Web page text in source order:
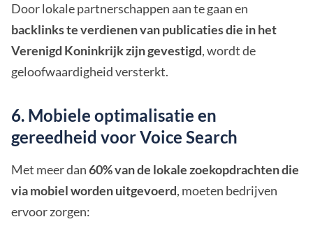
Door lokale partnerschappen aan te gaan en
backlinks te verdienen van publicaties die in het
Verenigd Koninkrijk zijn gevestigd, wordt de
geloofwaardigheid versterkt.
6. Mobiele optimalisatie en
gereedheid voor Voice Search
Met meer dan60% van de lokale zoekopdrachten die
via mobiel worden uitgevoerd, moeten bedrijven
ervoor zorgen: